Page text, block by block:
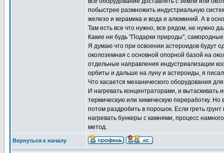
побыстрее размножить индустриальную
железо и керамика и вода и алюминий. А в
Там есть все что нужно, все рядом, не нужно
Какие ни будь "Подарки природы",
Я думаю что при освоении астероидов будут
околоземная с основной опорной базой на
отдельные направления индустриализации
орбиты и дальше на луну и астероиды, я
Что касается механического оборудования
И нагревать концентраторами, и
термическую или химическую переработку.
потом раздробить в порошок. Если греть
нагревать бункеры с камнями, процесс
метод.
Вернуться к началу